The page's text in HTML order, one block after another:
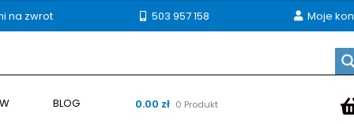
na zwrot 503 957 158 Moje
BLOG 0.00 zł 0 Produkt